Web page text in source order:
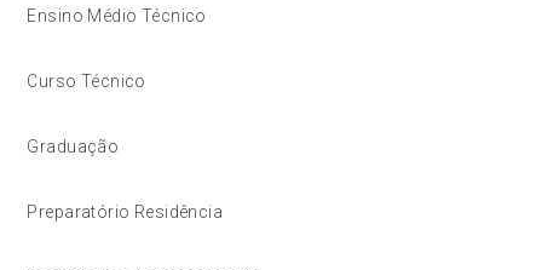
Ensino Médio Técnico
Curso Técnico
Graduação
Preparatório Residência